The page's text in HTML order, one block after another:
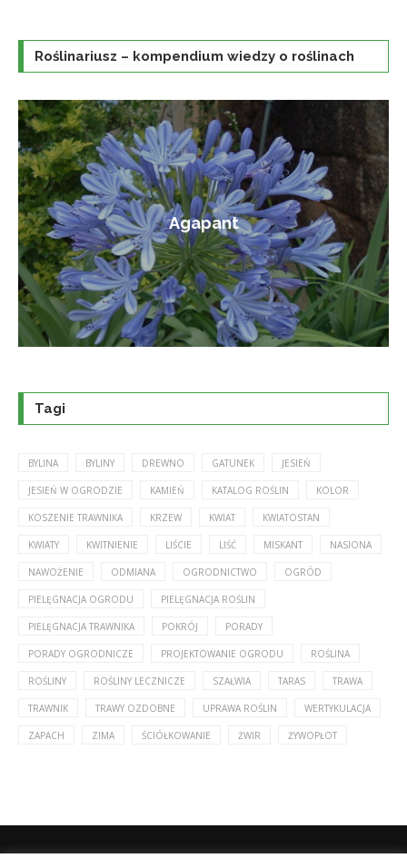
Roślinariusz – kompendium wiedzy o roślinach
Amorfa krzewiasta
Tagi
BYLINA BYLINY DREWNO GATUNEK JESIEŃ
JESIEŃ W OGRODZIE KAMIEŃ KATALOG ROŚLIN KOLOR
KOSZENIE TRAWNIKA KRZEW KWIAT KWIATOSTAN
KWIATY KWITNIENIE LIŚCIE LIŚĆ MISKANT NASIONA
NAWOŻENIE ODMIANA OGRODNICTWO OGRÓD
PIELĘGNACJA OGRODU PIELĘGNACJA ROŚLIN
PIELĘGNACJA TRAWNIKA POKRÓJ PORADY
PORADY OGRODNICZE PROJEKTOWANIE OGRODU ROŚLINA
ROŚLINY ROŚLINY LECZNICZE SZAŁWIA TARAS TRAWA
TRAWNIK TRAWY OZDOBNE UPRAWA ROŚLIN WERTYKULACJA
ZAPACH ZIMA ŚCIÓŁKOWANIE ŻWIR ŻYWOPŁOT